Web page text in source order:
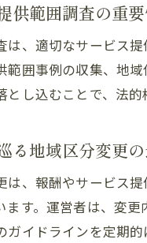
供範囲調査の重
は、適切なサービス
範囲事例の収集、地
とし込むことで、法的
る地域区分変更
は、報酬やサービス
ます。運営者は、変
ガイドラインを定期